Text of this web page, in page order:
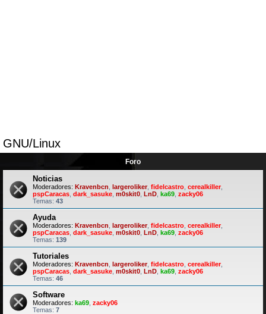
GNU/Linux
Foro
Noticias
Moderadores: Kravenbcn largeroliker fidelcastro cerealkiller
pspCaracas dark_sasuke m0skit0 LnD ka69 zacky06
Temas: 43
Ayuda
Moderadores: Kravenbcn largeroliker, fidelcastro cerealkiller,
pspCaracas dark_sasuke m0skit0 LnD ka69 zacky06
Temas: 139
Tutoriales
Moderadores: Kravenbcn largeroliker, fidelcastro cerealkiller,
pspCaracas dark_sasuke m0skit0 LnD ka69 zacky06
Temas: 46
Software
Moderadores: ka69 zacky06
Temas: 7